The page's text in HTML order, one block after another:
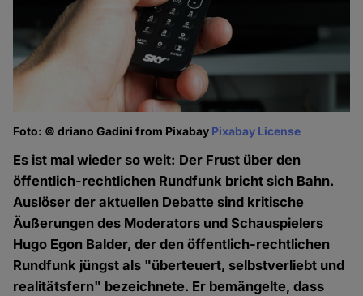
Foto: © driano Gadini from Pixabay Pixabay License
Es ist mal wieder so weit: Der Frust über den
öffentlich-rechtlichen Rundfunk bricht sich Bahn.
Auslöser der aktuellen Debatte sind kritische
Äußerungen des Moderators und Schauspielers
Hugo Egon Balder, der den öffentlich-rechtlichen
Rundfunk jüngst als "überteuert, selbstverliebt und
realitätsfern" bezeichnete. Er bemängelte, dass